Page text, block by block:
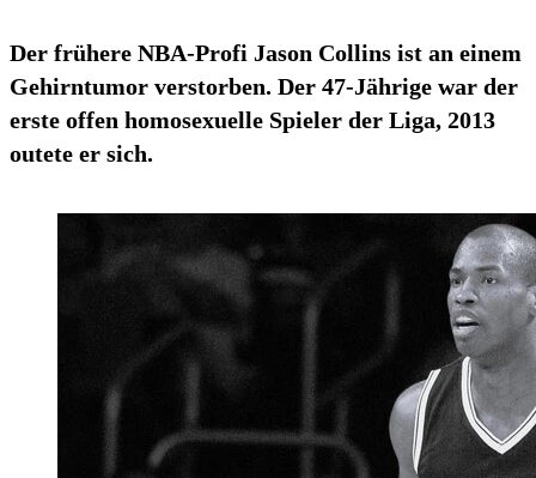
Der frühere NBA-Profi Jason Collins ist an einem
Gehirntumor verstorben. Der 47-Jährige war der
erste offen homosexuelle Spieler der Liga, 2013
outete er sich.